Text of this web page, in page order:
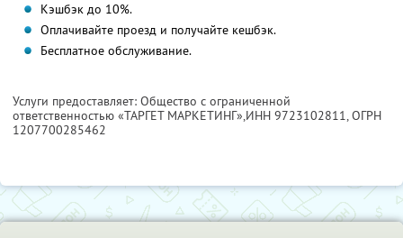
Кэшбэк до 10%.
Оплачивайте проезд и получайте кешбэк.
Бесплатное обслуживание.
Услуги предоставляет: Общество с ограниченной
ответственностью «ТАРГЕТ МАРКЕТИНГ»,ИНН 9723102811, ОГРН
1207700285462